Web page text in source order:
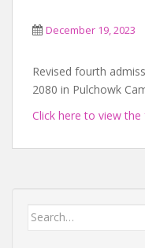
December 19, 2023
Revised fourth
2080 in Pulchowk
Click here to view the
Search